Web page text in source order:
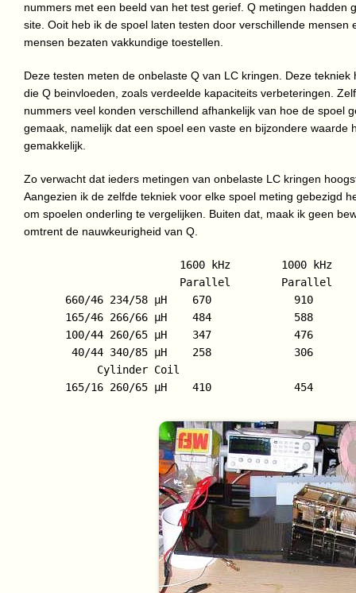
nummers met een beeld van het test gerief. Q metingen hadden
site. Ooit heb ik de spoel laten testen door verschillende mensen
mensen bezaten vakkundige toestellen.
Deze testen meten de onbelaste Q van LC kringen. Deze
die Q beinvloeden, zoals verdeelde kapaciteits verbeteringen.
nummers veel konden verschillend afhankelijk van hoe de spoel
gemaak, namelijk dat een spoel een vaste en bijzondere waarde
gemakkelijk.
Zo verwacht dat ieders metingen van onbelaste LC kringen
Aangezien ik de zelfde tekniek voor elke spoel meting gebezigd
om spoelen onderling te vergelijken. Buiten dat, maak ik geen
omtrent de nauwkeurigheid van Q.
1600 kHz        1000 kHz
Parallel        Parallel
660/46 234/58 µH    670             910
165/46 266/66 µH    484             588
100/44 260/65 µH    347             476
40/44 340/85 µH    258             306
165/16 260/65 µH    410             454